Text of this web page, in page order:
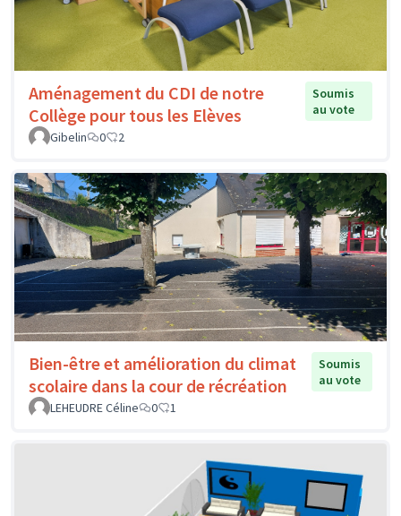
Aménagement du CDI de notre
Collège pour tous les Elèves
Soumis
au vote
Gibelin
0 2
Bien-être et amélioration du climat
scolaire dans la cour de récréation
Soumis
au vote
LEHEUDRE Céline
0 1